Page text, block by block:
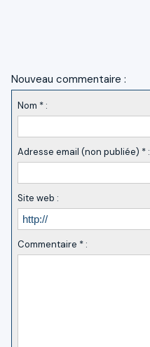
Nouveau commentaire :
Nom * :
Adresse email (non publiée) * :
Site web :
Commentaire * :